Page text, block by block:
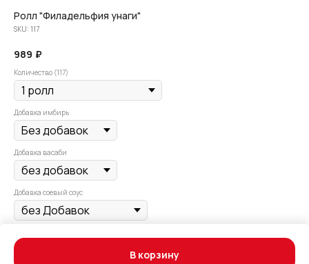
Ролл "Филадельфия унаги"
SKU: 117
989 ₽
Количество (117)
Добавка имбирь
Добавка васаби
Добавка соевый соус
В корзину
Угорь, авокадо, сыр сливочный, соус унаги, кунжут.